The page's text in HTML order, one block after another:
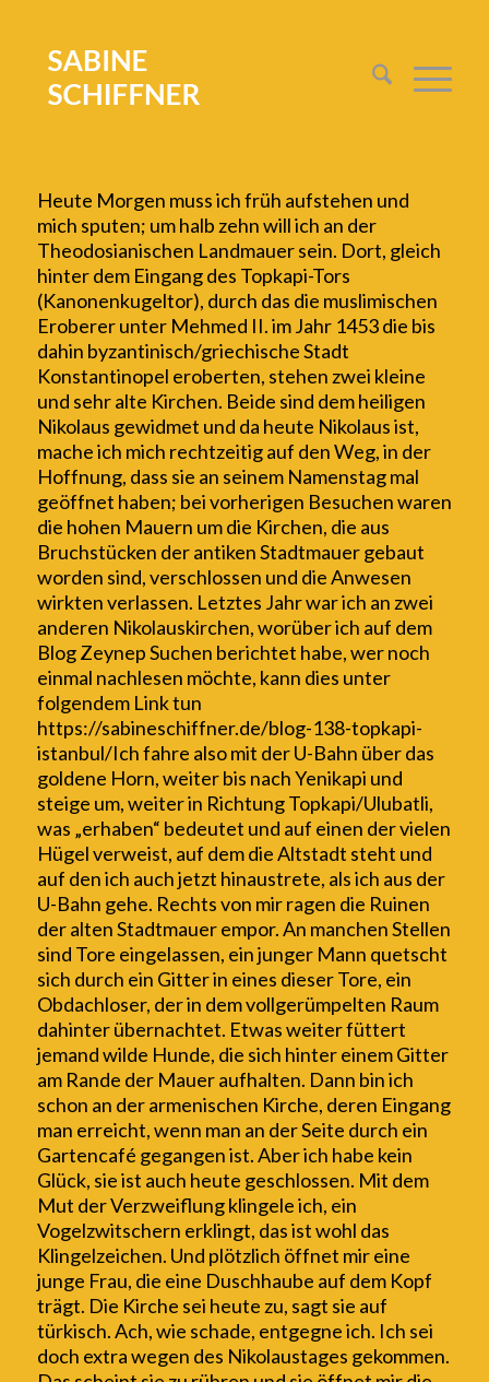
Heute Morgen muss ich früh aufstehen und
mich sputen; um halb zehn will ich an der
Theodosianischen Landmauer sein. Dort, gleich
hinter demEingangdes Topkapi-Tors
(Kanonenkugeltor), durch das die muslimischen
Eroberer unter Mehmed II. im Jahr 1453 die bis
dahin byzantinisch/griechische Stadt
Konstantinopel eroberten, stehen zwei kleine
und sehr alte Kirchen. Beide sind dem heiligen
Nikolaus gewidmet und da heute Nikolaus ist,
mache ich mich rechtzeitig auf den Weg, in der
Hoffnung, dass sie an seinem Namenstag mal
geöffnet haben; bei vorherigen Besuchen waren
die hohen Mauern um die Kirchen, die aus
Bruchstücken der antiken Stadtmauer gebaut
worden sind, verschlossen und die Anwesen
wirkten verlassen. Letztes Jahr war ich an zwei
anderen Nikolauskirchen, worüber ich auf dem
Blog Zeynep Suchen berichtet habe, wer noch
einmal nachlesen möchte, kann dies unter
folgendem Link tun
https://sabineschiffner.de/blog-138-topkapi-
istanbul/Ich fahre also mit der U-Bahn über das
goldene Horn, weiter bis nach Yenikapi und
steige um, weiter in Richtung Topkapi/Ulubatli,
was „erhaben“ bedeutet und auf einen der vielen
Hügel verweist, auf dem die Altstadt steht und
auf den ich auch jetzt hinaustrete, als ich aus der
U-Bahn gehe. Rechts von mir ragen die Ruinen
der alten Stadtmauer empor. An manchen Stellen
sind Tore eingelassen, ein junger Mann quetscht
sich durch ein Gitter in eines dieser Tore, ein
Obdachloser, der in dem vollgerümpelten Raum
dahinter übernachtet. Etwas weiter füttert
jemand wilde Hunde, die sich hinter einem Gitter
am Rande der Mauer aufhalten. Dann bin ich
schon an der armenischen Kirche, deren Eingang
man erreicht, wenn man an der Seite durch ein
Gartencafé gegangen ist. Aber ich habe kein
Glück, sie ist auch heute geschlossen. Mit dem
Mut der Verzweiflung klingele ich, ein
Vogelzwitschern erklingt, das ist wohl das
Klingelzeichen. Und plötzlich öffnet mir eine
junge Frau, die eine Duschhaube auf dem Kopf
trägt. Die Kirche sei heute zu, sagt sie auf
türkisch. Ach, wie schade, entgegne ich. Ich sei
doch extra wegen des Nikolaustages gekommen.